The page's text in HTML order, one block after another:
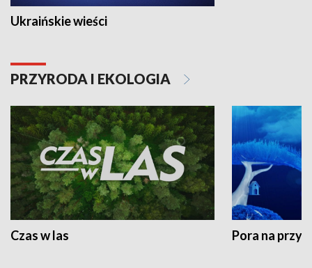
Ukraińskie wieści
PRZYRODA I EKOLOGIA
Czas w las Pora na